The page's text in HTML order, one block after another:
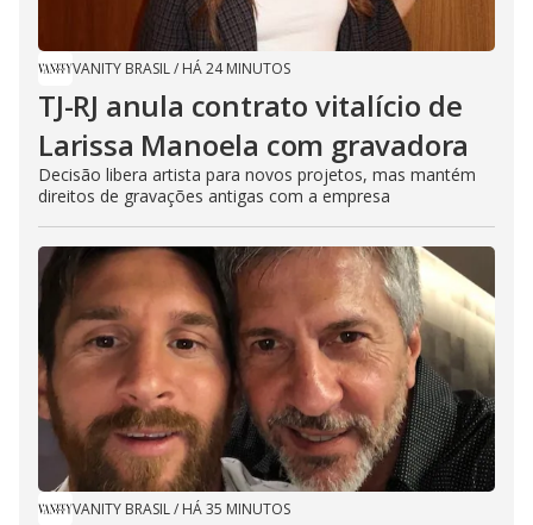
VANITY BRASIL/ HÁ 24 MINUTOS
TJ-RJ anula contrato vitalício de
Larissa Manoela com gravadora
Decisão libera artista para novos projetos, mas mantém
direitos de gravações antigas com a empresa
VANITY BRASIL/ HÁ 35 MINUTOS